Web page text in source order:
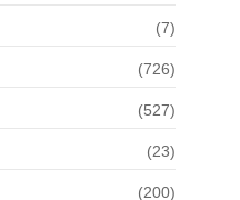
(7)
(726)
(527)
(23)
(200)